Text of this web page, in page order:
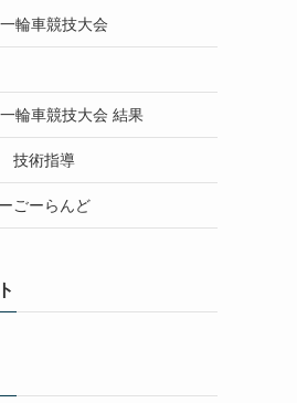
輪車競技大会
輪車競技大会 結果
技術指導
ごーらんど